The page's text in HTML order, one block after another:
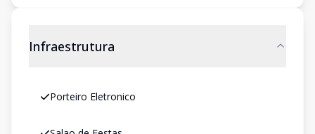
Infraestrutura
Porteiro Eletronico